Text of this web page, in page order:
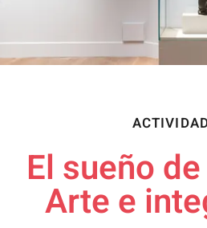
El sueño
Arte e